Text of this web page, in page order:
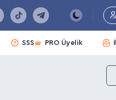
PRO Üyelik
SSS